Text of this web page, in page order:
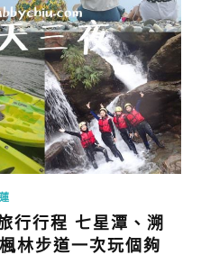
行行程 七星潭、溯
林步道一次玩個夠